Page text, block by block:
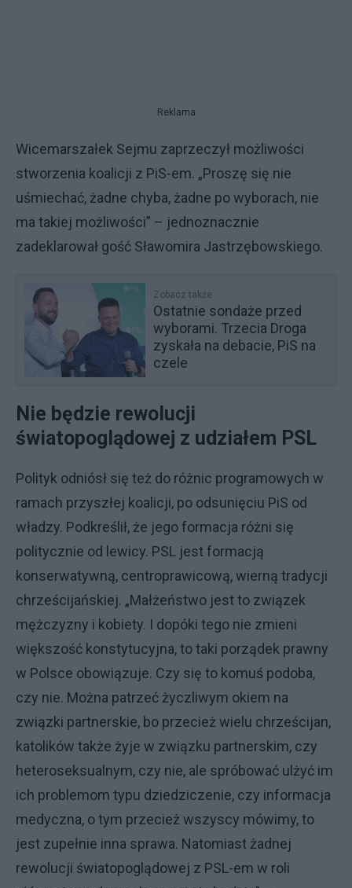
Reklama
Wicemarszałek Sejmu zaprzeczył możliwości
stworzenia koalicji z PiS-em. „Proszę się nie
uśmiechać, żadne chyba, żadne po wyborach, nie
ma takiej możliwości” – jednoznacznie
zadeklarował gość Sławomira Jastrzębowskiego.
Zobacz także
Ostatnie sondaże przed
wyborami. Trzecia Droga
zyskała na debacie, PiS na
czele
Nie będzie rewolucji
światopoglądowej z udziałem PSL
Polityk odniósł się też do różnic programowych w
ramach przyszłej koalicji, po odsunięciu PiS od
władzy. Podkreślił, że jego formacja różni się
politycznie od lewicy. PSL jest formacją
konserwatywną, centroprawicową, wierną tradycji
chrześcijańskiej. „Małżeństwo jest to związek
mężczyzny i kobiety. I dopóki tego nie zmieni
większość konstytucyjna, to taki porządek prawny
w Polsce obowiązuje. Czy się to komuś podoba,
czy nie. Można patrzeć życzliwym okiem na
związki partnerskie, bo przecież wielu chrześcijan,
katolików także żyje w związku partnerskim, czy
heteroseksualnym, czy nie, ale spróbować ulżyć im
ich problemom typu dziedziczenie, czy informacja
medyczna, o tym przecież wszyscy mówimy, to
jest zupełnie inna sprawa. Natomiast żadnej
rewolucji światopoglądowej z PSL-em w roli